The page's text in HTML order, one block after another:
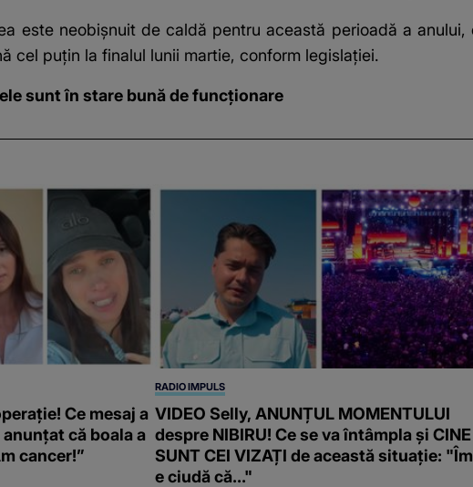
este neobișnuit de caldă pentru această perioadă a
cel puțin la finalul lunii martie, conform legislației.
sunt în stare bună de funcționare
Ce mesaj a
că boala a
cancer!”
RADIO IMPULS
VIDEO Selly, ANUNȚUL MOMENTULUI
despre NIBIRU! Ce se va întâmpla și CINE
SUNT CEI VIZAȚI de această situație:
e ciudă că..."